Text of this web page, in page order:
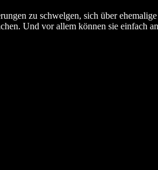
zu schwelgen, sich über
Und vor allem können sie einfach